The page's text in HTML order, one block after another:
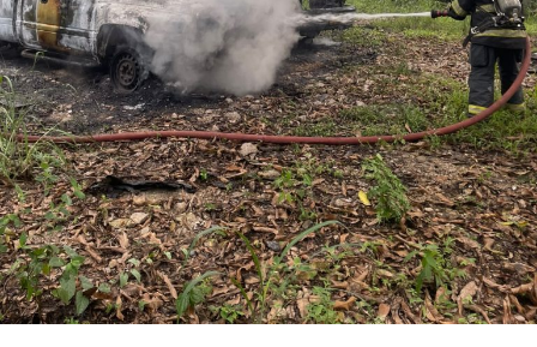
Aunque durante el operativo fueron detenidos siete
policías municipales, la sentencia dada a conocer
corresponde únicamente a seis de ellos. Hasta el
momento, las autoridades no han informado la situación
jurídica del séptimo implicado.
El caso evidenció presuntas irregularidades dentro de la
corporación policiaca y motivó la intervención de
autoridades estatales y federales, en un contexto de
reforzamiento de las investigaciones contra servidores
públicos relacionados con actividades ilícitas en la